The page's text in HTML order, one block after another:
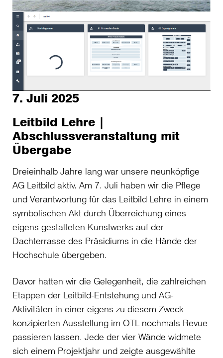
7. Juli 2025
Leitbild Lehre |
Abschlussveranstaltung mit
Übergabe
Dreieinhalb Jahre lang war unsere neunköpfige
AG Leitbild aktiv. Am 7. Juli haben wir die Pflege
und Verantwortung für das Leitbild Lehre in einem
symbolischen Akt durch Überreichung eines
eigens gestalteten Kunstwerks auf der
Dachterrasse des Präsidiums in die Hände der
Hochschule übergeben.
Davor hatten wir die Gelegenheit, die zahlreichen
Etappen der Leitbild-Entstehung und AG-
Aktivitäten in einer eigens zu diesem Zweck
konzipierten Ausstellung im OTL nochmals Revue
passieren lassen. Jede der vier Wände widmete
sich einem Projektjahr und zeigte ausgewählte